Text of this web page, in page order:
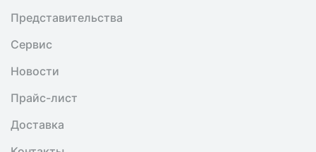
Представительства
Сервис
Новости
Прайс-лист
Доставка